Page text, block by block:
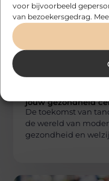
voor bijvoorbeeld
van bezoekersgedrag.
jouw gezondheid
De toekomst van
de wereld van
gezondheid en